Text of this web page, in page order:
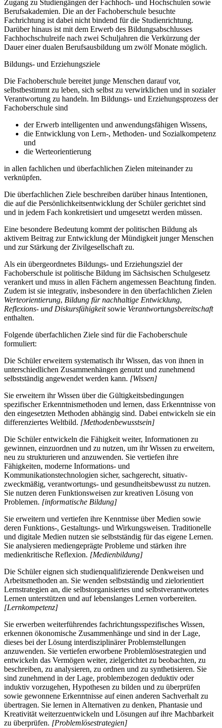
Zugang zu Studiengängen der Fachhoch- und Hochschulen sowie
Berufsakademien. Die an der Fachoberschule besuchte
Fachrichtung ist dabei nicht bindend für die Studienrichtung.
Darüber hinaus ist mit dem Erwerb des Bildungsabschlusses
Fachhochschulreife nach zwei Schuljahren die Verkürzung der
Dauer einer dualen Berufsausbildung um zwölf Monate möglich.
Bildungs- und Erziehungsziele
Die Fachoberschule bereitet junge Menschen darauf vor,
selbstbestimmt zu leben, sich selbst zu verwirklichen und in sozialer
Verantwortung zu handeln. Im Bildungs- und Erziehungsprozess der
Fachoberschule sind
der Erwerb intelligenten und anwendungsfähigen Wissens,
die Entwicklung von Lern-, Methoden- und Sozialkompetenz
und
die Werteorientierung
in allen fachlichen und überfachlichen Zielen miteinander zu
verknüpfen.
Die überfachlichen Ziele beschreiben darüber hinaus Intentionen,
die auf die Persönlichkeitsentwicklung der Schüler gerichtet sind
und in jedem Fach konkretisiert und umgesetzt werden müssen.
Eine besondere Bedeutung kommt der politischen Bildung als
aktivem Beitrag zur Entwicklung der Mündigkeit junger Menschen
und zur Stärkung der Zivilgesellschaft zu.
Als ein übergeordnetes Bildungs- und Erziehungsziel der
Fachoberschule ist politische Bildung im Sächsischen Schulgesetz
verankert und muss in allen Fächern angemessen Beachtung finden.
Zudem ist sie integrativ, insbesondere in den überfachlichen Zielen
Werteorientierung, Bildung für nachhaltige Entwicklung,
Reflexions- und Diskursfähigkeitsowie Verantwortungsbereitschaft
enthalten.
Folgende überfachlichen Ziele sind für die Fachoberschule
formuliert:
Die Schüler erweitern systematisch ihr Wissen, das von ihnen in
unterschiedlichen Zusammenhängen genutzt und zunehmend
selbstständig angewendet werden kann. [Wissen]
Sie erweitern ihr Wissen über die Gültigkeitsbedingungen
spezifischer Erkenntnismethoden und lernen, dass Erkenntnisse von
den eingesetzten Methoden abhängig sind. Dabei entwickeln sie ein
differenziertes Weltbild. [Methodenbewusstsein]
Die Schüler entwickeln die Fähigkeit weiter, Informationen zu
gewinnen, einzuordnen und zu nutzen, um ihr Wissen zu erweitern,
neu zu strukturieren und anzuwenden. Sie vertiefen ihre
Fähigkeiten, moderne Informations- und
Kommunikationstechnologien sicher, sachgerecht, situativ-
zweckmäßig, verantwortungs- und gesundheitsbewusst zu nutzen.
Sie nutzen deren Funktionsweisen zur kreativen Lösung von
Problemen. [informatische Bildung]
Sie erweitern und vertiefen ihre Kenntnisse über Medien sowie
deren Funktions-, Gestaltungs- und Wirkungsweisen. Traditionelle
und digitale Medien nutzen sie selbstständig für das eigene Lernen.
Sie analysieren mediengeprägte Probleme und stärken ihre
medienkritische Reflexion. [Medienbildung]
Die Schüler eignen sich studienqualifizierende Denkweisen und
Arbeitsmethoden an. Sie wenden selbstständig und zielorientiert
Lernstrategien an, die selbstorganisiertes und selbstverantwortetes
Lernen unterstützen und auf lebenslanges Lernen vorbereiten.
[Lernkompetenz]
Sie erwerben weiterführendes fachrichtungsspezifisches Wissen,
erkennen ökonomische Zusammenhänge und sind in der Lage,
dieses bei der Lösung interdisziplinärer Problemstellungen
anzuwenden. Sie vertiefen erworbene Problemlösestrategien und
entwickeln das Vermögen weiter, zielgerichtet zu beobachten, zu
beschreiben, zu analysieren, zu ordnen und zu synthetisieren. Sie
sind zunehmend in der Lage, problembezogen deduktiv oder
induktiv vorzugehen, Hypothesen zu bilden und zu überprüfen
sowie gewonnene Erkenntnisse auf einen anderen Sachverhalt zu
übertragen. Sie lernen in Alternativen zu denken, Phantasie und
Kreativität weiterzuentwickeln und Lösungen auf ihre Machbarkeit
zu überprüfen. [Problemlösestrategien]